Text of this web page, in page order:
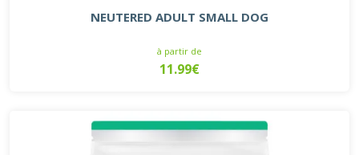
NEUTERED ADULT SMALL DOG
à partir de
11.99€